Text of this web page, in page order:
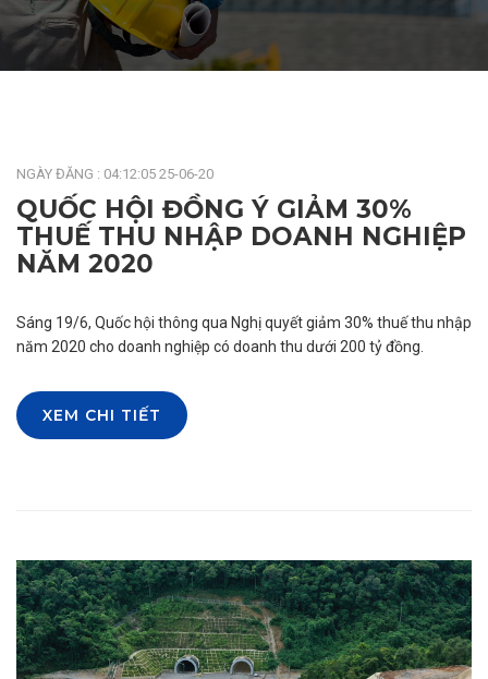
NGÀY ĐĂNG : 04:12:05 25-06-20
QUỐC HỘI ĐỒNG Ý GIẢM 30%
THUẾ THU NHẬP DOANH NGHIỆP
NĂM 2020
Sáng 19/6, Quốc hội thông qua Nghị quyết giảm 30% thuế thu nhập
năm 2020 cho doanh nghiệp có doanh thu dưới 200 tỷ đồng.
XEM CHI TIẾT